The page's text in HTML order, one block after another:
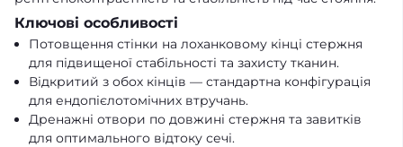
Ключові особливості
Потовщення стінки на лоханковому кінці стержня
для підвищеної стабільності та захисту тканин.
Відкритий з обох кінців — стандартна конфігурація
для ендопієлотомічних втручань.
Дренажні отвори по довжині стержня та завитків
для оптимального відтоку сечі.